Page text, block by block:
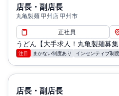
店長・副店長
丸亀製麺 甲州店 甲州市
正社員
うどん【大手求人！丸亀製麺募
注目 まかない制度あり インセンティブ制
店長・副店長